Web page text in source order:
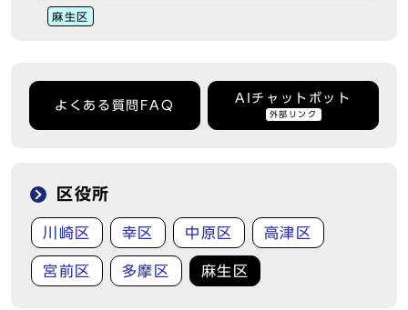
麻生区
よくある質問FAQ
AIチャットボット
外部リンク
区役所
川崎区 幸区 中原区 高津区
宮前区 多摩区 麻生区